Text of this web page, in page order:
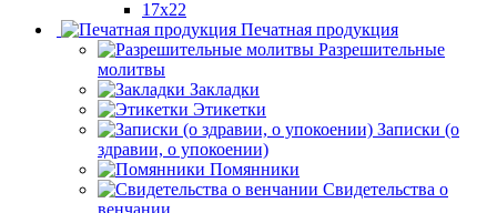
17х22
Печатная продукция
Разрешительные
молитвы
Закладки
Этикетки
Записки (о
здравии, о упокоении)
Помянники
Свидетельства о
венчании